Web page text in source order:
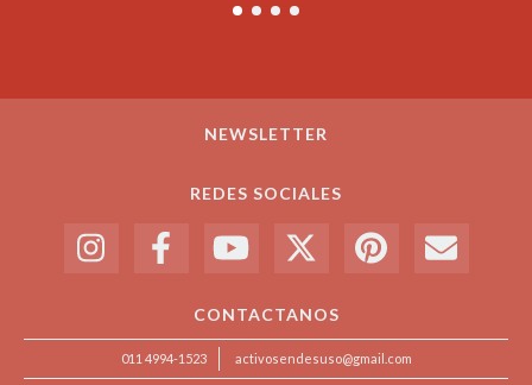
NEWSLETTER
REDES SOCIALES
CONTACTANOS
011 4994-1523 activosendesuso@gmail.com